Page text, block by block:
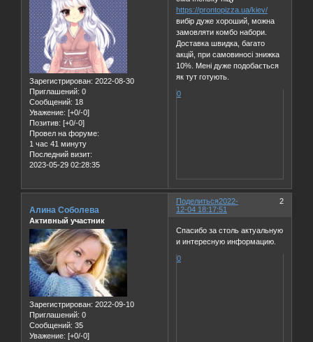
Зарегистрирован: 2022-08-30
Приглашений: 0
Сообщений: 18
Уважение: [+0/-0]
Позитив: [+0/-0]
Провел на форуме:
1 час 41 минуту
Последний визит:
2023-05-29 02:28:35
https://prontopizza.ua/kiev/
вибір дуже хороший, можна
замовляти комбо набори.
Доставка швидка, багато
акцій, при самовиносі знижка
10%. Мені дуже подобається
як тут готують.
0
Поделиться 2
2022-
12-04 18:17:51
Алина Соболева
Активный участник
Зарегистрирован: 2022-09-10
Приглашений: 0
Сообщений: 35
Уважение: [+0/-0]
Спасибо за столь актуальную
и интересную информацию.
0